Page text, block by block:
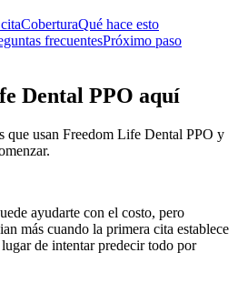
CoberturaQué hace esto
frecuentesPróximo paso
Dental PPO aquí
que usan Freedom Life Dental PPO y
ayudarte con el costo, pero
más cuando la primera cita establece
de intentar predecir todo por